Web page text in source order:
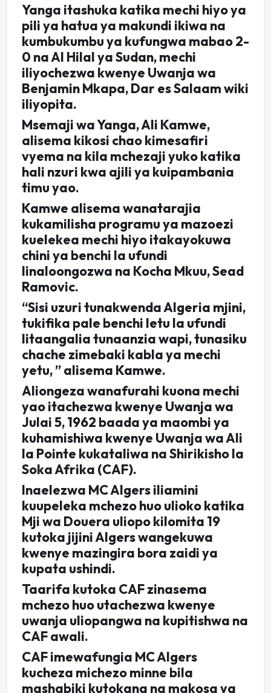
Yanga itashuka katika mechi hiyo ya
pili ya hatua ya makundi ikiwa na
kumbukumbu ya kufungwa mabao 2-
0 na Al Hilal ya Sudan, mechi
iliyochezwa kwenye Uwanja wa
Benjamin Mkapa, Dar es Salaam wiki
iliyopita.
Msemaji wa Yanga, Ali Kamwe,
alisema kikosi chao kimesafiri
vyema na kila mchezaji yuko katika
hali nzuri kwa ajili ya kuipambania
timu yao.
Kamwe alisema wanatarajia
kukamilisha programu ya mazoezi
kuelekea mechi hiyo itakayokuwa
chini ya benchi la ufundi
linaloongozwa na Kocha Mkuu, Sead
Ramovic.
“Sisi uzuri tunakwenda Algeria mjini,
tukifika pale benchi letu la ufundi
litaangalia tunaanzia wapi, tunasiku
chache zimebaki kabla ya mechi
yetu, ” alisema Kamwe.
Aliongeza wanafurahi kuona mechi
yao itachezwa kwenye Uwanja wa
Julai 5, 1962 baada ya maombi ya
kuhamishiwa kwenye Uwanja wa Ali
la Pointe kukataliwa na Shirikisho la
Soka Afrika (CAF).
Inaelezwa MC Algers iliamini
kuupeleka mchezo huo ulioko katika
Mji wa Douera uliopo kilomita 19
kutoka jijini Algers wangekuwa
kwenye mazingira bora zaidi ya
kupata ushindi.
Taarifa kutoka CAF zinasema
mchezo huo utachezwa kwenye
uwanja uliopangwa na kupitishwa na
CAF awali.
CAF imewafungia MC Algers
kucheza michezo minne bila
mashabiki kutokana na makosa ya